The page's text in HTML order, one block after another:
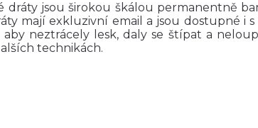
dráty jsou širokou škálou permanentně
mají exkluzivní email a jsou dostupné i
aby neztrácely lesk, daly se štípat a
technikách.
dráty můžete zakomponovat do
kleště, pomůcky na tvarování drátů a